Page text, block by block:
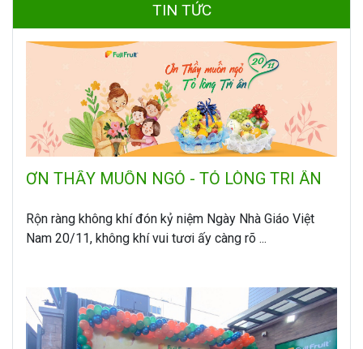
TIN TỨC
ƠN THẦY MUỐN NGỎ - TỎ LÒNG TRI ÂN
Rộn ràng không khí đón kỷ niệm Ngày Nhà Giáo Việt
Nam 20/11, không khí vui tươi ấy càng rõ ...